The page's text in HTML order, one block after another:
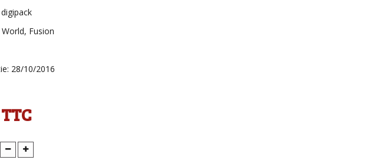
World, Fusion
28/10/2016